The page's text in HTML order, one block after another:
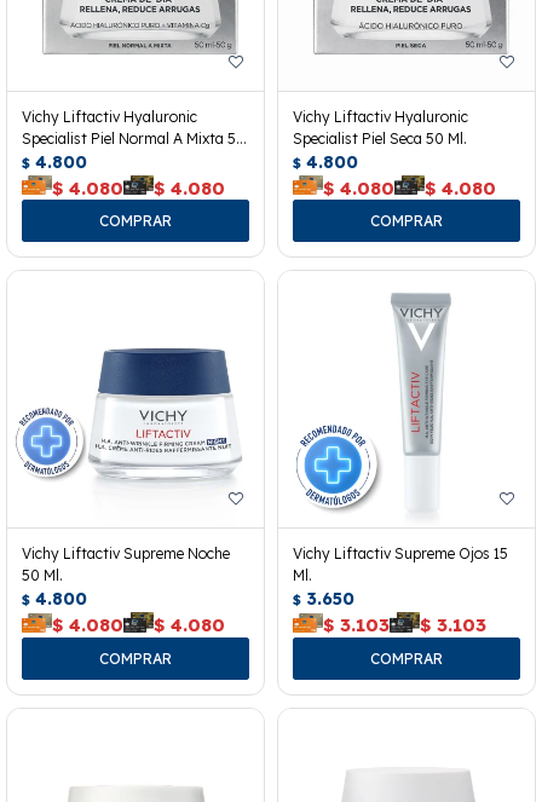
Vichy Liftactiv Hyaluronic
Specialist Piel Normal A Mixta 50
Ml.
$ 4.800
$ 4.080 $ 4.080
Vichy Liftactiv Hyaluronic
Specialist Piel Seca 50 Ml.
$ 4.800
$ 4.080 $ 4.080
Vichy Liftactiv Supreme Noche
50 Ml.
$ 4.800
$ 4.080 $ 4.080
Vichy Liftactiv Supreme Ojos 15
Ml.
$ 3.650
$ 3.103 $ 3.103